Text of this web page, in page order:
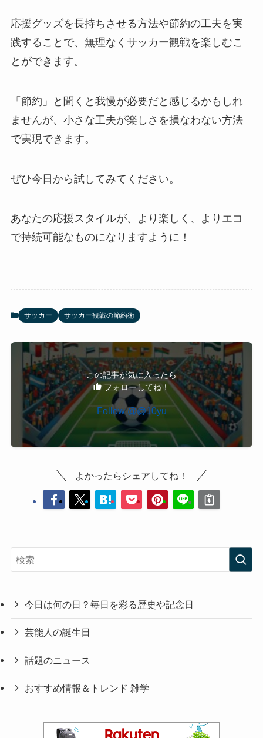
応援グッズを長持ちさせる方法や節約の工夫を実
践することで、無理なくサッカー観戦を楽しむこ
とができます。
「節約」と聞くと我慢が必要だと感じるかもしれ
ませんが、小さな工夫が楽しさを損なわない方法
で実現できます。
ぜひ今日から試してみてください。
あなたの応援スタイルが、より楽しく、よりエコ
で持続可能なものになりますように！
サッカー サッカー観戦の節約術
この記事が気に入ったら
フォローしてね！
Follow @@10yu
よかったらシェアしてね！
今日は何の日？毎日を彩る歴史や記念日
芸能人の誕生日
話題のニュース
おすすめ情報＆トレンド 雑学